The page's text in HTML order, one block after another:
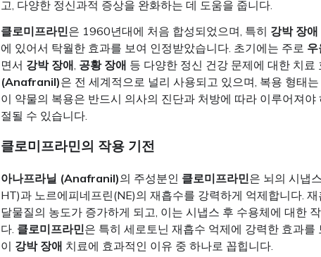
고, 다양한 정신과적 증상을 완화하는 데 도움을 줍니다.
클로미프라민은 1960년대에 처음 합성되었으며, 특히 강박 장
에 있어서 탁월한 효과를 보여 인정받았습니다. 초기에는 주로
면서 강박 장애 공황 장애 등 다양한 정신 건강 문제에 대한 치료
(Anafranil)은 전 세계적으로 널리 사용되고 있으며, 복용 형태
이 약물의 복용은 반드시 의사의 진단과 처방에 따라 이루어져
절될 수 있습니다.
클로미프라민의 작용 기전
아나프라닐 (Anafranil)의 주성분인 클로미프라민은 뇌의 시냅
HT)과 노르에피네프린(NE)의 재흡수를 강력하게 억제합니다.
달물질의 농도가 증가하게 되고, 이는 시냅스 후 수용체에 대한
다. 클로미프라민은 특히 세로토닌 재흡수 억제에 강력한 효과
이 강박 장애 치료에 효과적인 이유 중 하나로 꼽힙니다.